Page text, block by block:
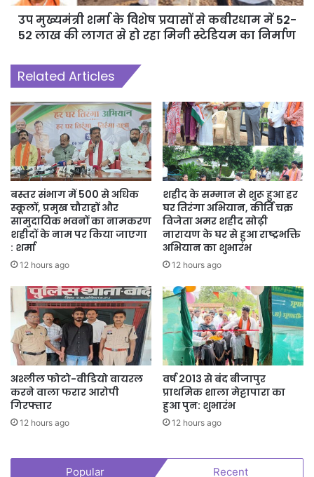
उप मुख्यमंत्री शर्मा के विशेष प्रयासों से कबीरधाम में 52-
52 लाख की लागत से हो रहा मिनी स्टेडियम का निर्माण
Related Articles
बस्तर संभाग में 500 से अधिक
स्कूलों, प्रमुख चौराहों और
सामुदायिक भवनों का नामकरण
शहीदों के नाम पर किया जाएगा
: शर्मा
12 hours ago
शहीद के सम्मान से शुरू हुआ हर
घर तिरंगा अभियान, कीर्ति चक्र
विजेता अमर शहीद सोढ़ी
नारायण के घर से हुआ राष्ट्रभक्ति
अभियान का शुभारंभ
12 hours ago
अश्लील फोटो-वीडियो वायरल
करने वाला फरार आरोपी
गिरफ्तार
12 hours ago
वर्ष 2013 से बंद बीजापुर
प्राथमिक शाला मेट्टापारा का
हुआ पुन: शुभारंभ
12 hours ago
Popular Recent